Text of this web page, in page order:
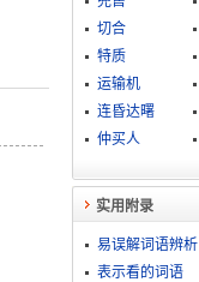
切合
特质
运输机
连昏达曙
仲买人
实用附录
易误解词语辨析
表示看的词语